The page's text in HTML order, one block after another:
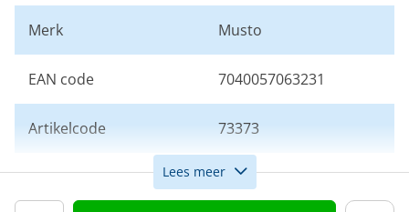
Merk Musto
EAN code 7040057063231
Artikelcode 73373
Maat S
Lees meer